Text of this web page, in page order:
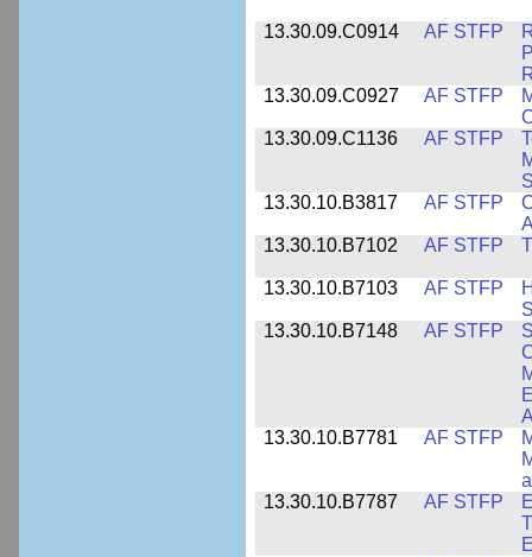
13.30.09.C0914 AF STFP
13.30.09.C0927
AF STFP
13.30.09.C1136
AF STFP
13.30.10.B3817
AF STFP
13.30.10.B7102
AF STFP
13.30.10.B7103 AF STFP
13.30.10.B7148
AF STFP
13.30.10.B7781
AF STFP
13.30.10.B7787
AF STFP